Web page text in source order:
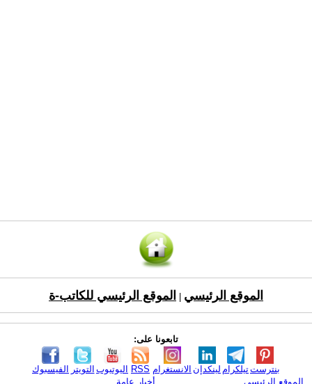
الموقع الرئيسي الموقع الرئيسي للكاتب-ة
تابعونا على:
الفيسبوك التويتر اليوتيوب RSS الانستغرام لينكدإن تيلكرامبنترست
الموقع الرئيسي
أخبار عامة